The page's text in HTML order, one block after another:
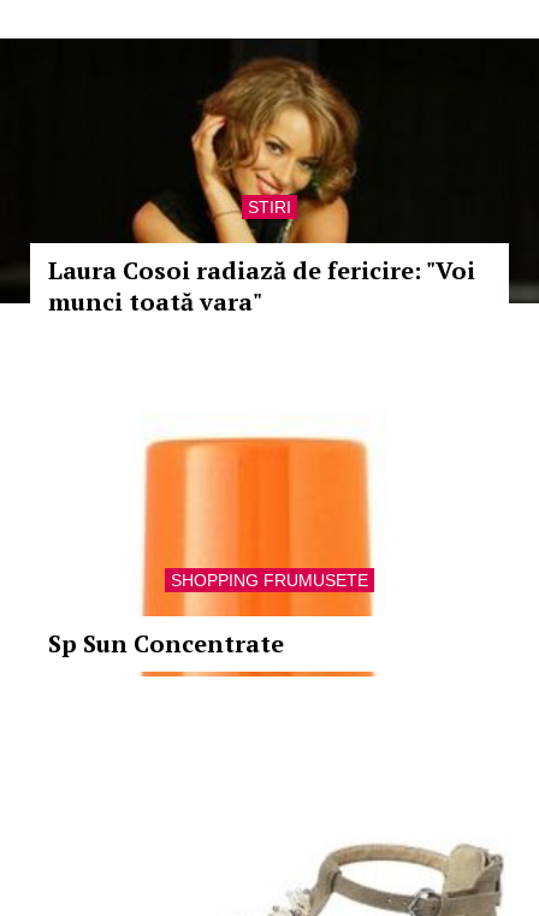
STIRI
Laura Cosoi radiază de fericire: "Voi
munci toată vara"
SHOPPING FRUMUSETE
Sp Sun Concentrate